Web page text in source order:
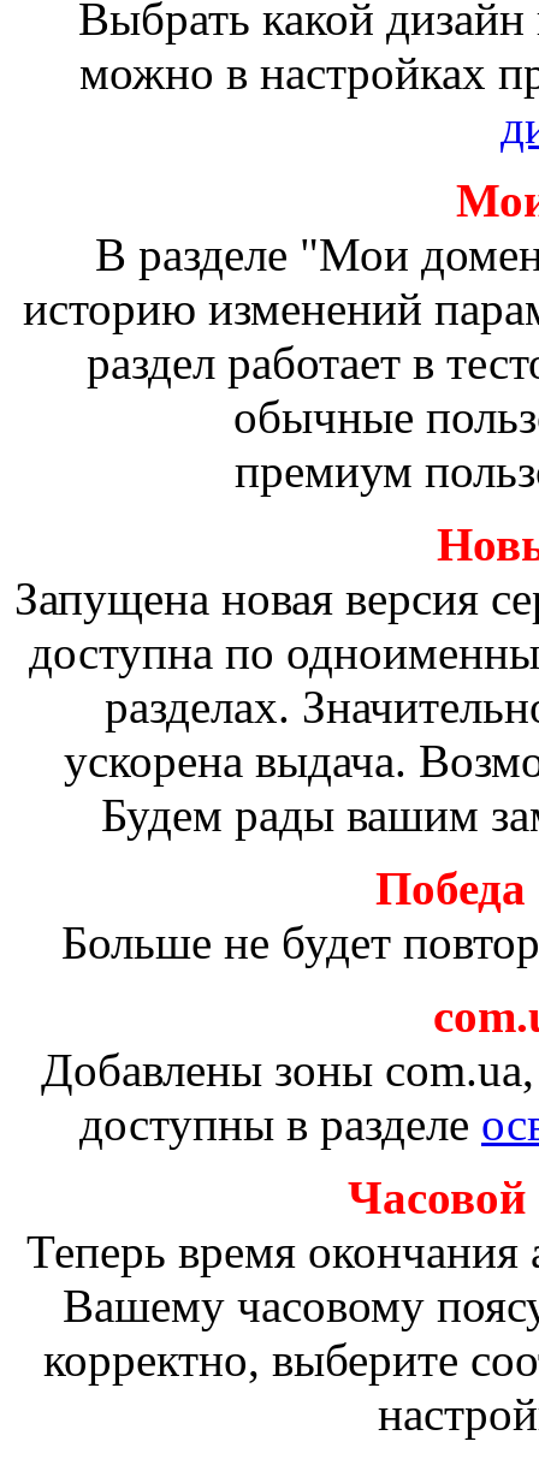
Выбрать какой
можно в настройках
В разделе "Мои
историю изменений
раздел работает в
обычные
премиум
Запущена новая версия
доступна по
разделах.
ускорена выдача.
Будем рады вашим
Больше не будет
Добавлены зоны
доступны в разделе
Часовой
Теперь время окончания
Вашему часовому
корректно, выберите